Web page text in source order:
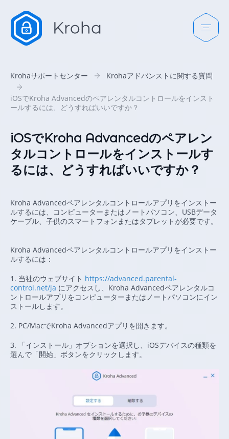
Krohaサポートセンター Krohaアドバンストに関する質問
iOSでKroha Advancedのペアレンタルコントロールをインスト
ールするには、どうすればいいですか？
iOSでKroha Advancedのペアレン
タルコントロールをインストールす
るには、どうすればいいですか？
Kroha Advancedペアレンタルコントロールアプリをインストー
ルするには、コンピューターまたはノートパソコン、USBデータ
ケーブル、子供のスマートフォンまたはタブレットが必要です。
Kroha Advancedペアレンタルコントロールアプリをインストー
ルするには：
1. 当社のウェブサイト https://advanced.parental-
control.net/ja にアクセスし、Kroha Advancedペアレンタルコ
ントロールアプリをコンピューターまたはノートパソコンにイン
ストールします。
2. PC/MacでKroha Advancedアプリを開きます。
3. 「インストール」オプションを選択し、iOSデバイスの種類を
選んで「開始」ボタンをクリックします。